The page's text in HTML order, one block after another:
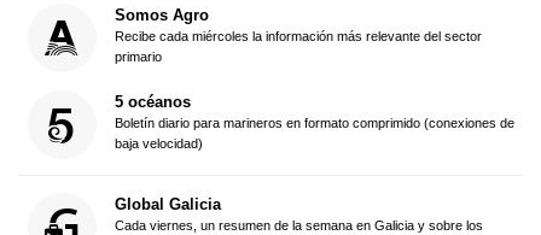
Somos Agro
Recibe cada miércoles la información más relevante del sector
primario
5 océanos
Boletín diario para marineros en formato comprimido (conexiones de
baja velocidad)
Global Galicia
Cada viernes, un resumen de la semana en Galicia y sobre los